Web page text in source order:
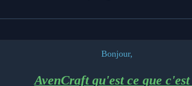
Bonjour,
AvenCraft qu'est ce que c'est